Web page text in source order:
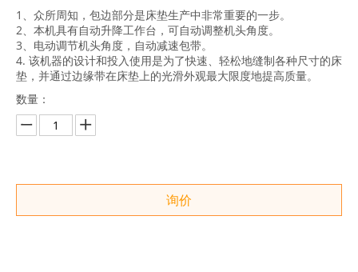
1、众所周知，包边部分是床垫生产中非常重要的一步。
2、本机具有自动升降工作台，可自动调整机头角度。
3、电动调节机头角度，自动减速包带。
4. 该机器的设计和投入使用是为了快速、轻松地缝制各种尺寸的床
垫，并通过边缘带在床垫上的光滑外观最大限度地提高质量。
数量：
询价